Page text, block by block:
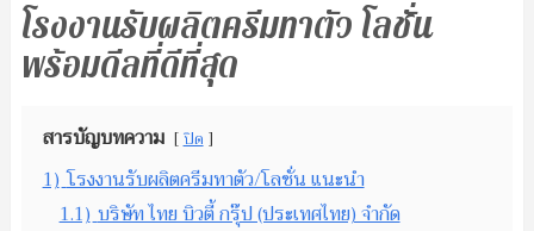
โรงงานรับผลิตครีมทาตัว โลชั่น
พร้อมดีลที่ดีที่สุด
สารบัญบทความ ปิด
1) โรงงานรับผลิตครีมทาตัว/โลชั่น แนะนำ
1.1) บริษัท ไทย บิวตี้ กรุ๊ป (ประเทศไทย) จำกัด